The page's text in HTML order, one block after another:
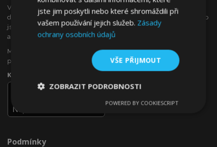
VTVauto je maloobchodním prodejcem a velkoobchodním
dodavatelem autopříslušenství a autodoplňků v Evropě, jako
jsou např .: ozdobné kryty kol (poklice), okenní deflektory,
autopotahy, autorohože, chromové kryty a rámy, ...
Máte zájem o dropshipping, nebo se chcete stát naším
partnerem?
Kontaktujte nás ještě dnes!
Podmínky
jste jim poskytli nebo které shromáždili při
vašem používání jejich služeb. Zásady
ochrany osobních údajů
VŠE PŘIJMOUT
ZOBRAZIT PODROBNOSTI
nutné
Výkonové
soubory
Soubory
POWERED BY COOKIESCRIPT